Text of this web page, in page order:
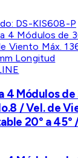
DS-KIS608-P
4 Módulos
/ Vel. de
20° a